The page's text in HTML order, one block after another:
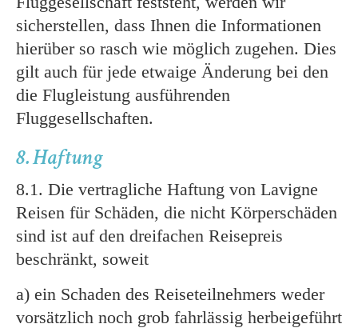
sicherstellen, dass Ihnen die Informationen
hierüber so rasch wie möglich zugehen. Dies
gilt auch für jede etwaige Änderung bei den
die Flugleistung ausführenden
Fluggesellschaften.
8. Haftung
8.1. Die vertragliche Haftung von Lavigne
Reisen für Schäden, die nicht Körperschäden
sind ist auf den dreifachen Reisepreis
beschränkt, soweit
a) ein Schaden des Reiseteilnehmers weder
vorsätzlich noch grob fahrlässig herbeigeführt